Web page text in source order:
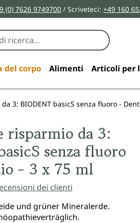
(0) 7626 9749700 / Scriveteci: +49 160
del corpo Alimenti Articoli per
3: BIODENT basicS senza fluoro -
risparmio da 3:
senza fluoro
- 3 x 75 ml
dei clienti
und grüner Mineralerde.